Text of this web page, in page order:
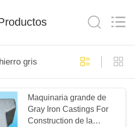
de piezas
gris
Maquinaria grande de
Gray Iron Castings For
Construction de la